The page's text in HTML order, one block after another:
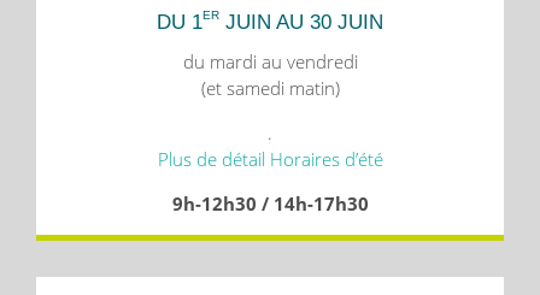
DU 1ER JUIN AU 30 JUIN
du mardi au vendredi
(et samedi matin)
.
Plus de détail Horaires d’été
9h-12h30 / 14h-17h30